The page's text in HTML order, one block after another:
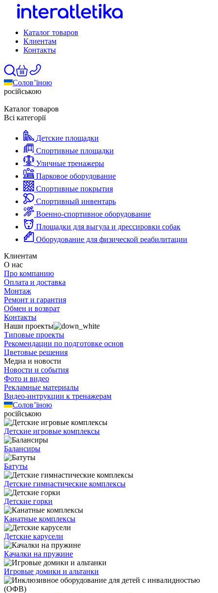
Каталог товаров
Клиентам
Контакты
Солов’їною
російською
Каталог товаров
Всі категорії
Детские площадки
Спортивные площадки
Уличные тренажеры
Парковое оборудование
Спортивные покрытия
Спортивный инвентарь
Военно-спортивное оборудование
Площадки для выгула и дрессировки собак
Оборудование для физической реабилитации
Клиентам
О нас
Про компанию
Оплата и доставка
Монтаж
Ремонт и гарантия
Обмен и возврат
Контакты
Наши проекты
Типовые проекты
Рекомендации по подготовке основ
Цветовые решения
Медиа и новости
Новости и события
Фото и видео
Рекламные материалы
Видео-интрукции к тренажерам
Солов’їною
російською
Детские игровые комплексы
Балансиры
Батуты
Детские гимнастические комплексы
Детские горки
Канатные комплексы
Детские карусели
Качалки на пружине
Игровые домики и альтанки